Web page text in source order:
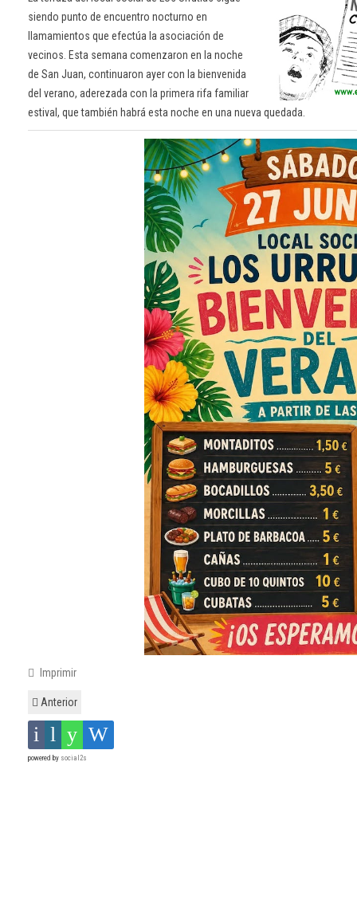
siendo punto de encuentro nocturno en
llamamientos que efectúa la asociación de
vecinos. Esta semana comenzaron en la noche
de San Juan, continuaron ayer con la bienvenida
del verano, aderezada con la primera rifa familiar
estival, que también habrá esta noche en una nueva quedada.
Imprimir
Anterior
powered by social2s